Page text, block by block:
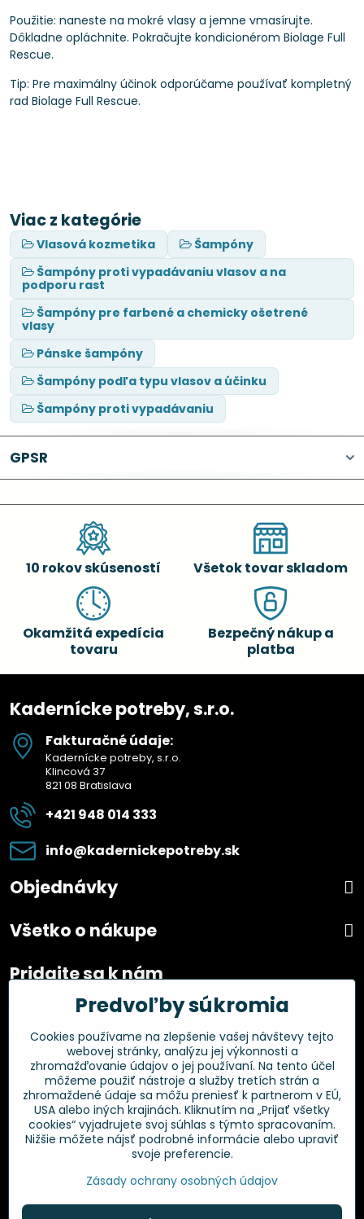
Použitie: naneste na mokré vlasy a jemne vmasírujte.
Dôkladne opláchnite. Pokračujte kondicionérom Biolage Full
Rescue.
Tip: Pre maximálny účinok odporúčame používať kompletný
rad Biolage Full Rescue.
Viac z kategórie
Vlasová kozmetika
Šampóny
Šampóny proti vypadávaniu vlasov a na
podporu rast
Šampóny pre farbené a chemicky ošetrené
vlasy
Pánske šampóny
Šampóny podľa typu vlasov a účinku
Šampóny proti vypadávaniu
GPSR
10 rokov skúseností Všetok tovar skladom
Okamžitá expedícia
tovaru
Bezpečný nákup a
platba
Kadernícke potreby, s.r.o.
Fakturačné údaje:
Kadernícke potreby, s.r.o.
Klincová 37
821 08 Bratislava
+421 948 014 333
info​@kadernickepotreby​.sk
Objednávky
Všetko o nákupe
Pridajte sa k nám
Facebook
Overené zákazníkmi
Predvoľby súkromia
Cookies používame na zlepšenie vašej návštevy tejto
webovej stránky, analýzu jej výkonnosti a
zhromažďovanie údajov o jej používaní. Na tento účel
môžeme použiť nástroje a služby tretích strán a
zhromaždené údaje sa môžu preniesť k partnerom v EÚ,
USA alebo iných krajinách. Kliknutím na „Prijať všetky
cookies“ vyjadrujete svoj súhlas s týmto spracovaním.
Nižšie môžete nájsť podrobné informácie alebo upraviť
svoje preferencie.
Zásady ochrany osobných údajov